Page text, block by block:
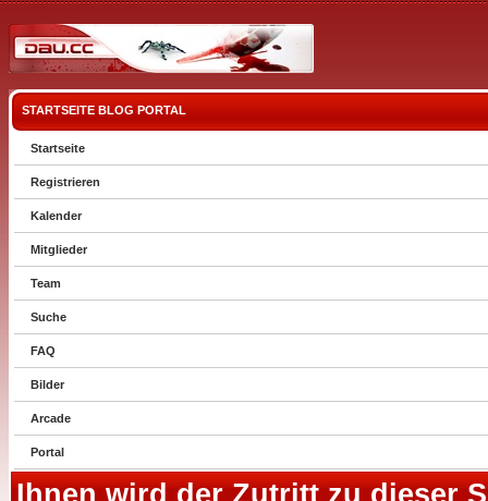
STARTSEITE BLOG PORTAL
Startseite
Registrieren
Kalender
Mitglieder
Team
Suche
FAQ
Bilder
Arcade
Portal
Ihnen wird der Zutritt zu dieser